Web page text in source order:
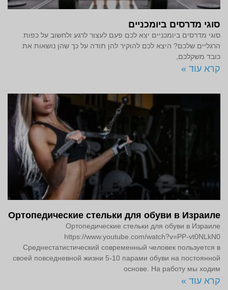
סוגי מדרסים ביומכניים
סוגי מדרסים ביומכניים יצא לכם פעם לעצור לרגע ולחשוב על כפות
הרגליים שלכם? היצא לכם להוקיר להן תודה על כך שהן נושאות את
כובד משקלכם,
קרא עוד »
Ортопедические стельки для обуви в Израиле
Ортопедические стельки для обуви в Израиле
https://www.youtube.com/watch?v=PP-vt0NLkN0
Среднестатистический современный человек пользуется в
своей повседневной жизни 5-10 парами обуви на постоянной
основе. На работу мы ходим
קרא עוד »